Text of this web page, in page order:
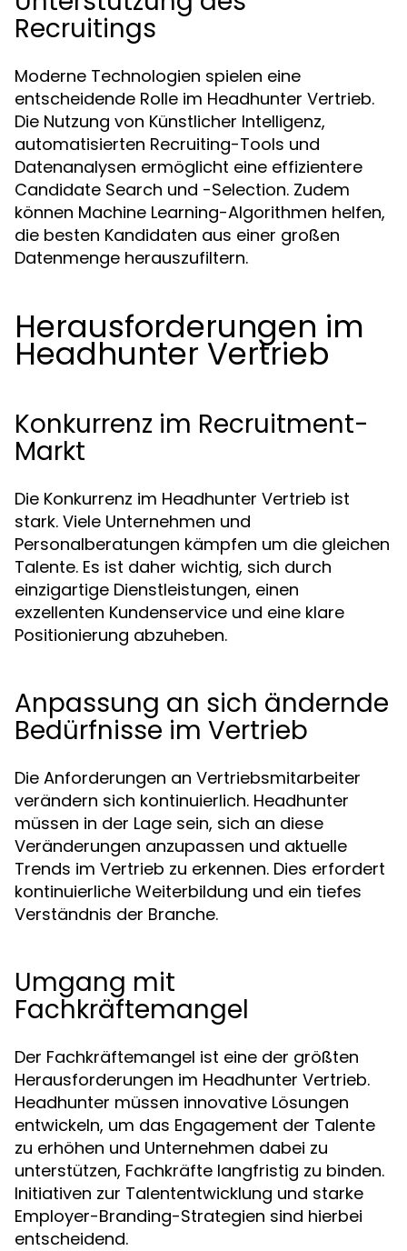
Recruitings
Moderne Technologien spielen eine
entscheidende Rolle im Headhunter Vertrieb.
Die Nutzung von Künstlicher Intelligenz,
automatisierten Recruiting-Tools und
Datenanalysen ermöglicht eine effizientere
Candidate Search und -Selection. Zudem
können Machine Learning-Algorithmen helfen,
die besten Kandidaten aus einer großen
Datenmenge herauszufiltern.
Herausforderungen im
Headhunter Vertrieb
Konkurrenz im Recruitment-
Markt
Die Konkurrenz im Headhunter Vertrieb ist
stark. Viele Unternehmen und
Personalberatungen kämpfen um die gleichen
Talente. Es ist daher wichtig, sich durch
einzigartige Dienstleistungen, einen
exzellenten Kundenservice und eine klare
Positionierung abzuheben.
Anpassung an sich ändernde
Bedürfnisse im Vertrieb
Die Anforderungen an Vertriebsmitarbeiter
verändern sich kontinuierlich. Headhunter
müssen in der Lage sein, sich an diese
Veränderungen anzupassen und aktuelle
Trends im Vertrieb zu erkennen. Dies erfordert
kontinuierliche Weiterbildung und ein tiefes
Verständnis der Branche.
Umgang mit
Fachkräftemangel
Der Fachkräftemangel ist eine der größten
Herausforderungen im Headhunter Vertrieb.
Headhunter müssen innovative Lösungen
entwickeln, um das Engagement der Talente
zu erhöhen und Unternehmen dabei zu
unterstützen, Fachkräfte langfristig zu binden.
Initiativen zur Talententwicklung und starke
Employer-Branding-Strategien sind hierbei
entscheidend.